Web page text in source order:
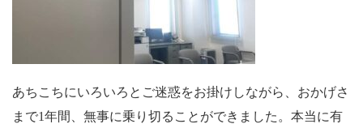
あちこちにいろいろとご迷惑をお掛けしながら、おかげさ
まで1年間、無事に乗り切ることができました。本当に有